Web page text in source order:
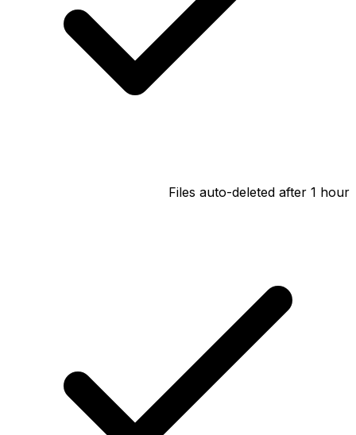
Files auto-deleted after 1 hour